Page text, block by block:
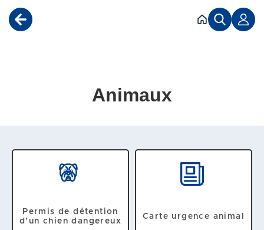
Animaux
Permis de détention
d'un chien dangereux
Carte urgence animal